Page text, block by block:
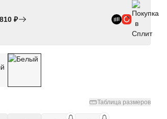
₽
Таблица размеров